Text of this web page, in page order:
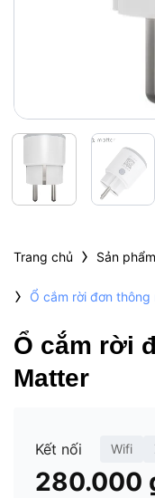
Trang chủ › Sản phẩm
› Ổ cắm rời đơn thông
Ổ cắm rời
Matter
Kết nối Wifi
280.000